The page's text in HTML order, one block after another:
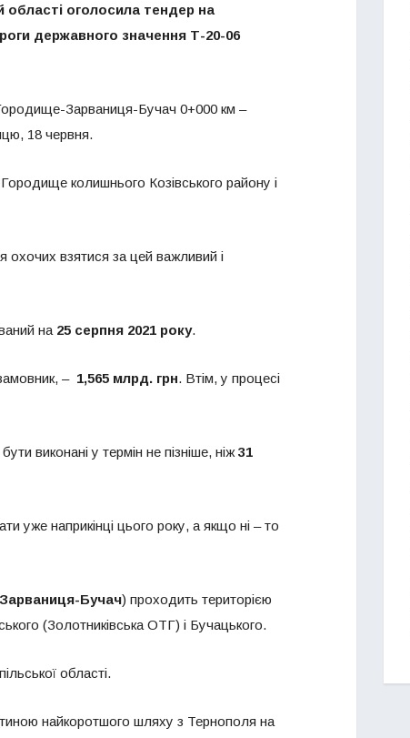
області оголосила тендер на
державного значення Т-20-06
Зарваниця-Бучач 0+000 км –
18 червня.
колишнього Козівського району і
охочих взятися за цей важливий і
на 25 серпня 2021 року.
– 1,565 млрд. грн. Втім, у процесі
виконані у термін не пізніше, ніж31
уже наприкінці цього року, а якщо ні – то
Бучач) проходить територією
(Золотниківська ОТГ) і Бучацького.
області.
найкоротшого шляху з Тернополя на